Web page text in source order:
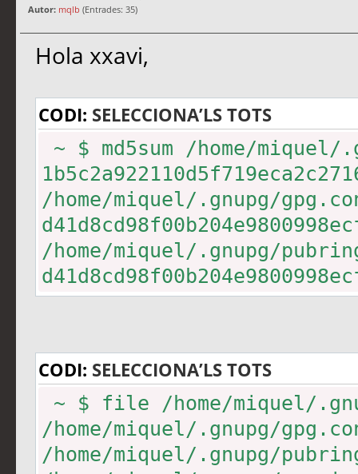
Autor: mqlb (Entrades: 35)
Hola xxavi,
CODI: SELECCIONA’LS TOTS
~ $ md5sum /home/miquel/
/home/miquel/.gnupg/
/home/miquel/.gnupg/
/home/miquel/.gnupg/
/home/miquel/.gnupg/
CODI: SELECCIONA’LS TOTS
~ $ file /home/miquel/
/home/miquel/.gnupg/
/home/miquel/.gnupg/